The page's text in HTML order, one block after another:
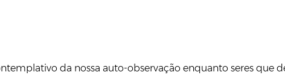
da nossa auto-observação enquanto seres que